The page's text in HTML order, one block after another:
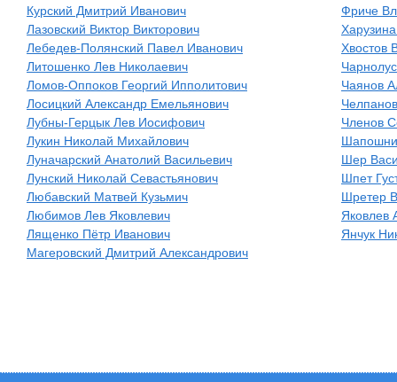
Курский Дмитрий Иванович
Лазовский Виктор Викторович
Лебедев-Полянский Павел Иванович
Литошенко Лев Николаевич
Ломов-Оппоков Георгий Ипполитович
Лосицкий Александр Емельянович
Лубны-Герцык Лев Иосифович
Лукин Николай Михайлович
Луначарский Анатолий Васильевич
Лунский Николай Севастьянович
Любавский Матвей Кузьмич
Любимов Лев Яковлевич
Лященко Пётр Иванович
Магеровский Дмитрий Александрович
Фриче
Хвостов
Чаянов
Членов
Шер
Шпет
Шретер
Яковлев
Янчук